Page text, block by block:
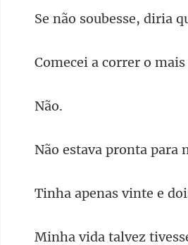
a
rer o mais
ã
pronta pa
as vinte e